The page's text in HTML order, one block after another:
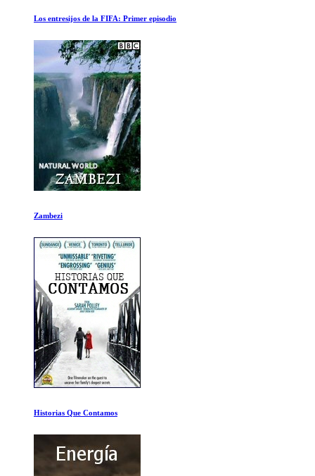
Los entresijos de la FIFA: Primer episodio
Zambezi
Historias Que Contamos